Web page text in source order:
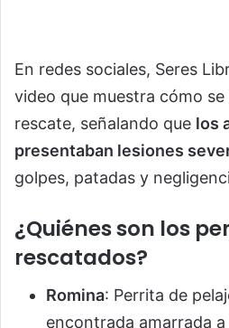
En redes sociales, Seres
video que muestra cómo se
rescate, señalando que los
presentaban lesiones
golpes, patadas y
¿Quiénes son los
rescatados?
Romina: Perrita de
encontrada amarrada